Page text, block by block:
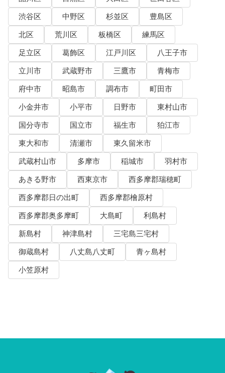
渋谷区
中野区 杉並区
豊島区
北区
荒川区 板橋区
練馬区
足立区
葛飾区 江戸川区
八王子市
立川市
武蔵野市 三鷹市
青梅市
府中市
昭島市 調布市
町田市
小金井市
小平市 日野市
東村山市
国分寺市
国立市 福生市
狛江市
東大和市
清瀬市
東久留米市
武蔵村山市
多摩市 稲城市
羽村市
あきる野市
西東京市
西多摩郡瑞穂町
西多摩郡日の出町
西多摩郡檜原村
西多摩郡奥多摩町
大島町
利島村
新島村
神津島村
三宅島三宅村
御蔵島村
八丈島八丈町
青ヶ島村
小笠原村